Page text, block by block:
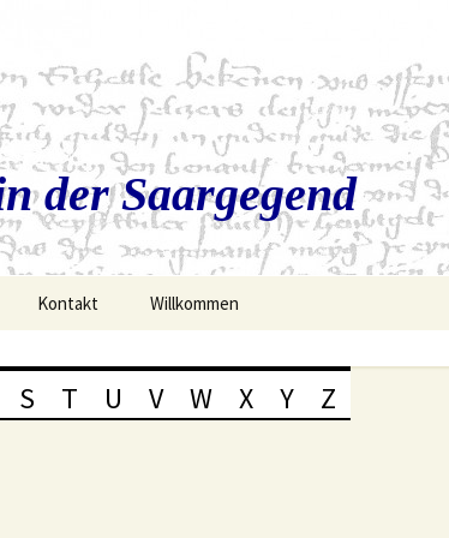
der Saargegend
Kontakt Willkommen
S T U V W X Y Z